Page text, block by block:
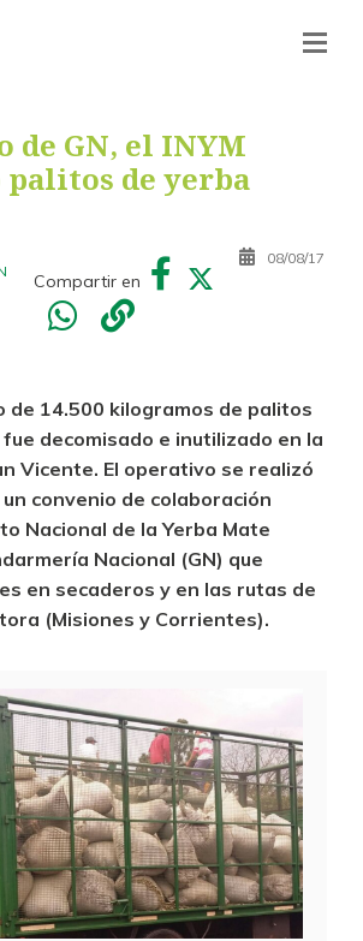
de GN, el INYM
palitos de yerba
08/08/17
Compartir en
de 14.500 kilogramos de palitos
decomisado e inutilizado en la
Vicente. El operativo se realizó
convenio de colaboración
Nacional de la Yerba Mate
Nacional (GN) que
en secaderos y en las rutas de
(Misiones y Corrientes).